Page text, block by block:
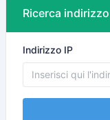
Ricerca
Indirizzo IP